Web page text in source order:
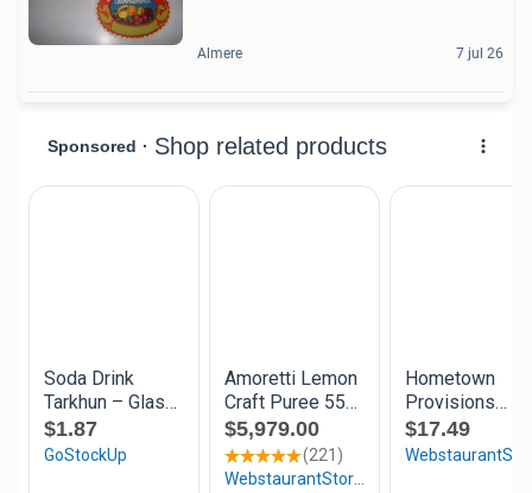
Almere 7 jul 26